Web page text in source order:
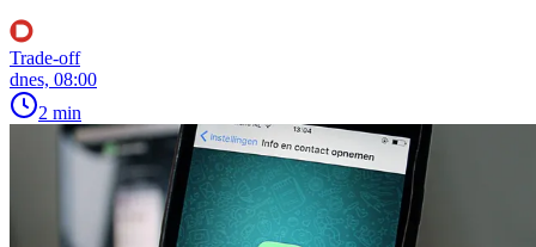
Trade-off
dnes, 08:00
2 min